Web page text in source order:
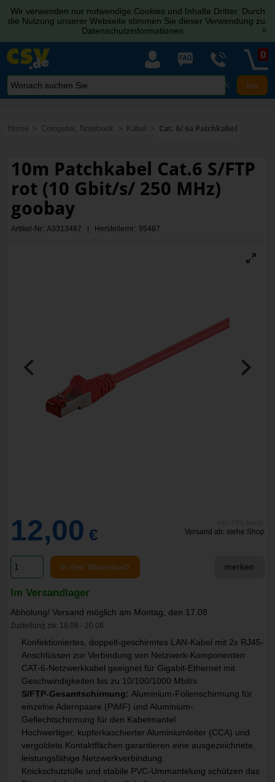
Wir verwenden nur notwendige Cookies und Inhalte Dritter. Durch
die Nutzung unserer Webseite stimmen Sie dieser Verwendung zu.
Datenschutzinformationen
[x]
X
0
Home Computer, Notebook Kabel Cat. 6/ 6a Patchkabel
10m Patchkabel Cat.6 S/FTP
rot (10 Gbit/s/ 250 MHz)
goobay
Artikel-Nr.: A3313487 | Herstellernr.: 95487
12,00 € Versand ab: siehe Shop
in den Warenkorb merken
Im Versandlager
Abholung/ Versand möglich am Montag, den 17.08
Zustellung zw. 18.08 - 20.08
Konfektioniertes, doppelt-geschirmtes LAN-Kabel mit 2x RJ45-
Anschlüssen zur Verbindung von Netzwerk-Komponenten
CAT-6-Netzwerkkabel geeignet für Gigabit-Ethernet mit
Geschwindigkeiten bis zu 10/100/1000 Mbit/s
S/FTP-Gesamtschirmung: Aluminium-Folienschirmung für
einzelne Adernpaare (PiMF) und Aluminium-
Geflechtschirmung für den Kabelmantel
Hochwertiger, kupferkaschierter Aluminiumleiter (CCA) und
vergoldete Kontaktflächen garantieren eine ausgezeichnete,
leistungsfähige Netzwerkverbindung.
Knickschutztülle und stabile PVC-Ummantelung schützen das